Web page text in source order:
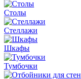
Столы
Стеллажи
Шкафы
Тумбочки